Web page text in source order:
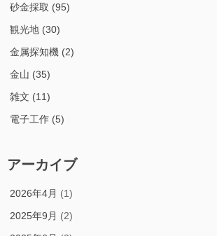
砂金採取 (95)
観光地 (30)
金属探知機 (2)
金山 (35)
雑文 (11)
電子工作 (5)
アーカイブ
2026年4月 (1)
2025年9月 (2)